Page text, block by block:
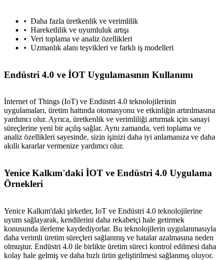
Daha fazla üretkenlik ve verimlilik
Hareketlilik ve uyumluluk artışı
Veri toplama ve analiz özellikleri
Uzmanlık alanı teşvikleri ve farklı iş modelleri
Endüstri 4.0 ve İOT Uygulamasının Kullanımı
İnternet of Things (IoT) ve Endüstri 4.0 teknolojilerinin
uygulamaları, üretim hattında otomasyonu ve etkinliğin artırılmasına
yardımcı olur. Ayrıca, üretkenlik ve verimliliği artırmak için sanayi
süreçlerine yeni bir açılış sağlar. Aynı zamanda, veri toplama ve
analiz özellikleri sayesinde, sizin işinizi daha iyi anlamanıza ve daha
akıllı kararlar vermenize yardımcı olur.
Yenice Kalkım'daki İOT ve Endüstri 4.0 Uygulama
Örnekleri
Yenice Kalkım'daki şirketler, IoT ve Endüstri 4.0 teknolojilerine
uyum sağlayarak, kendilerini daha rekabetçi hale getirmek
konusunda ilerleme kaydediyorlar. Bu teknolojilerin uygulanmasıyla
daha verimli üretim süreçleri sağlanmış ve hatalar azalmasına neden
olmuştur. Endüstri 4.0 ile birlikte üretim süreci kontrol edilmesi daha
kolay hale gelmiş ve daha hızlı ürün geliştirilmesi sağlanmış oluyor.